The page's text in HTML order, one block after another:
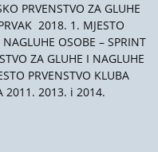
PRVENSTVO ZA GLUHE
2018. 1. MJESTO
OSOBE – SPRINT
ZA GLUHE I NAGLUHE
PRVENSTVO KLUBA
2011. 2013. i 2014.